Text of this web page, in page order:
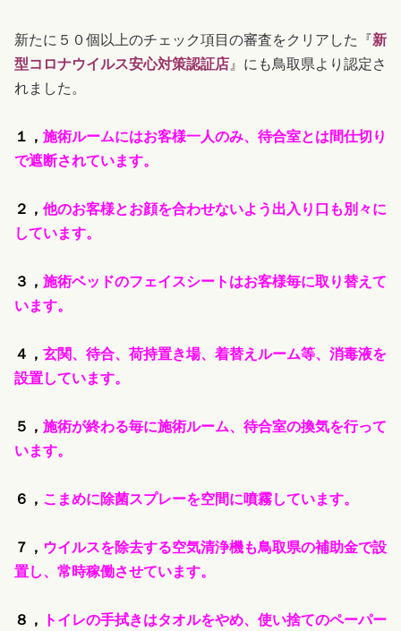
新たに５０個以上のチェック項目の審査をクリアした『新
型コロナウイルス安心対策認証店 』にも鳥取県より認定さ
れました。
１， 施術ルームにはお客様一人のみ、待合室とは間仕切り
で遮断されています。
２， 他のお客様とお顔を合わせないよう出入り口も別々に
しています。
３， 施術ベッドのフェイスシートはお客様毎に取り替えて
います。
４， 玄関、待合、荷持置き場、着替えルーム等、消毒液を
設置しています。
５， 施術が終わる毎に施術ルーム、待合室の換気を行って
います。
６， こまめに除菌スプレーを空間に噴霧しています。
７， ウイルスを除去する空気清浄機も鳥取県の補助金で設
置し、常時稼働させています。
８，
トイレの手拭きはタオルをやめ、使い捨てのペーパー